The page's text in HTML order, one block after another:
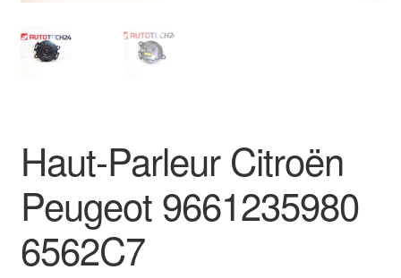
Procédure de Réclamation
Haut-Parleur Citroën
Peugeot 9661235980
6562C7